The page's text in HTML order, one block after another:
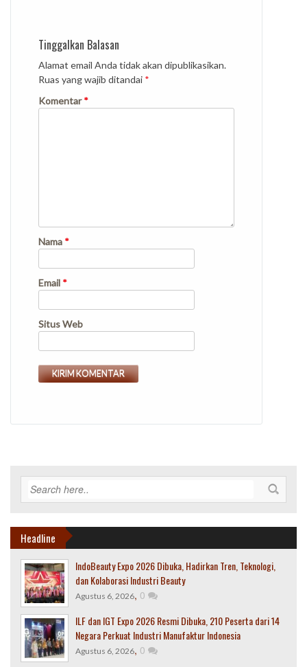
Tinggalkan Balasan
Alamat email Anda tidak akan dipublikasikan.
Ruas yang wajib ditandai *
Komentar*
Nama *
Email *
Situs Web
Headline
IndoBeauty Expo 2026 Dibuka, Hadirkan Tren, Teknologi,
dan Kolaborasi Industri Beauty
Agustus 6, 2026, 0
ILF dan IGT Expo 2026 Resmi Dibuka, 210 Peserta dari 14
Negara Perkuat Industri Manufaktur Indonesia
Agustus 6, 2026, 0